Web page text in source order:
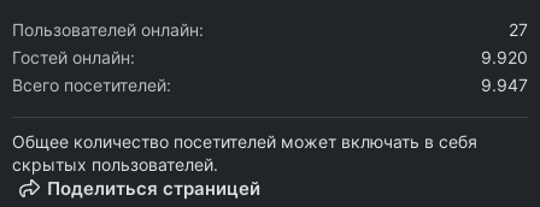
Пользователей онлайн
27
Гостей онлайн
9.920
Всего посетителей
9.947
Общее количество посетителей может включать в себя
скрытых пользователей.
Поделиться страницей